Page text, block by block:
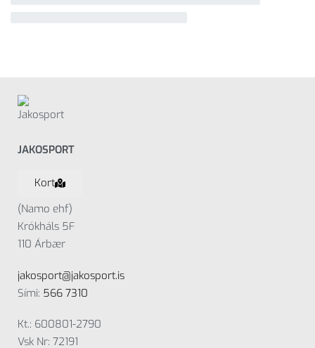
JAKOSPORT
Kort
(Namo ehf)
Krókháls 5F
110 Árbær
jakosport@jakosport.is
Sími: 566 7310
Kt.: 600801-2790
Vsk Nr: 72191